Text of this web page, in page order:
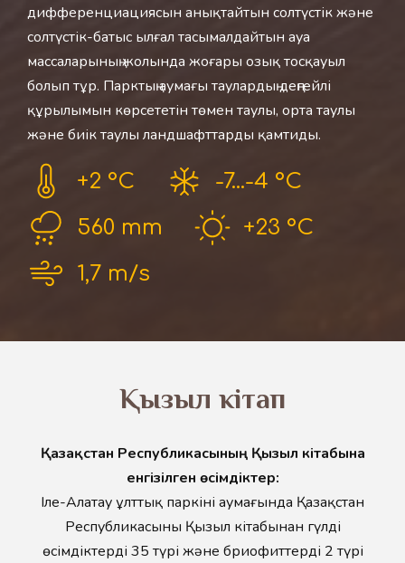
дифференциациясын анықтайтын солтүстік және
солтүстік-батыс ылғал тасымалдайтын ауа
массаларының жолында жоғары озық тосқауыл
болып тұр. Парктың аумағы таулардың деңгейлі
құрылымын көрсететін төмен таулы, орта таулы
және биік таулы ландшафттарды қамтиды.
+2 °С
-7...-4 °С
560 mm
+23 °С
1,7 m/s
​Қызыл кітап
Қазақстан Республикасының Қызыл кітабына
енгізілген өсімдіктер:
Іле-Алатау ұлттық паркінің аумағында Қазақстан
Республикасының Қызыл кітабынан гүлді
өсімдіктердің 35 түрі және бриофиттердің 2 түрі